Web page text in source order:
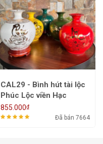
CAL30 - Bình hút tài lộc
Phúc Long Tấn Lộc
780.000₫
Đã bán 6830